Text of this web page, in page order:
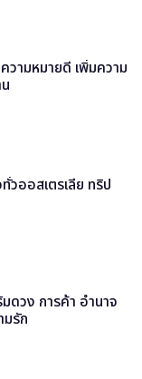
วามหมายดี เพิ่มความ
วออสเตรเลีย ทริป
ดวง การค้า อำนาจ
มรัก